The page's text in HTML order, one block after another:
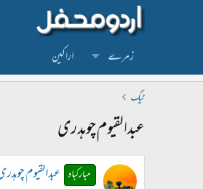
زمرے اراکین
ٹیگ
عبدالقیوم چوہدری
مبارکباد عبدالقیوم